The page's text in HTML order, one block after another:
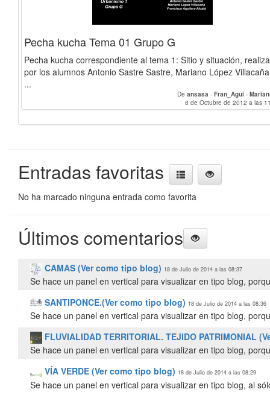
Pecha kucha Tema 01 Grupo G
Pecha kucha correspondiente al tema 1: Sitio y situación,
por los alumnos Antonio Sastre Sastre, Mariano López
...
De ansasa - Fran_Agui -
8 de Octubre de 2012 a las
Entradas favoritas
No ha marcado ninguna entrada como favorita
Últimos comentarios
CAMAS (Ver como tipo blog) 18 de Julio de 2014 a las 08:37
Se hace un panel en vertical para visualizar en tipo blog,
SANTIPONCE.(Ver como tipo blog) 18 de Julio de 2014 a las 08:36
Se hace un panel en vertical para visualizar en tipo blog,
FLUVIALIDAD TERRITORIAL. TEJIDO PATRIMONIAL
Se hace un panel en vertical para visualizar en tipo blog,
VÍA VERDE (Ver como tipo blog) 18 de Julio de 2014 a las 08:29
Se hace un panel en vertical para visualizar en tipo blog, al